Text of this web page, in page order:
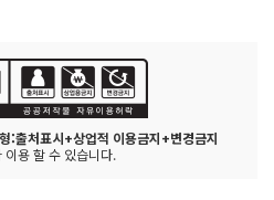
:출처표시+상업적 이용금지+변경금지
이용 할 수 있습니다.